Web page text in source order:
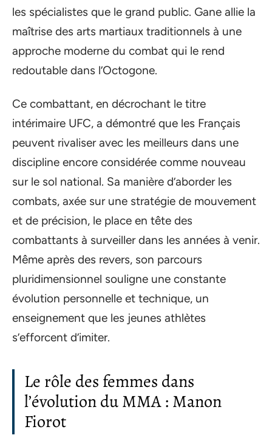
les spécialistes que le grand public. Gane allie la
maîtrise des arts martiaux traditionnels à une
approche moderne du combat qui le rend
redoutable dans l’Octogone.
Ce combattant, en décrochant le titre
intérimaire UFC, a démontré que les Français
peuvent rivaliser avec les meilleurs dans une
discipline encore considérée comme nouveau
sur le sol national. Sa manière d’aborder les
combats, axée sur une stratégie de mouvement
et de précision, le place en tête des
combattants à surveiller dans les années à venir.
Même après des revers, son parcours
pluridimensionnel souligne une constante
évolution personnelle et technique, un
enseignement que les jeunes athlètes
s’efforcent d’imiter.
Le rôle des femmes dans
l’évolution du MMA : Manon
Fiorot